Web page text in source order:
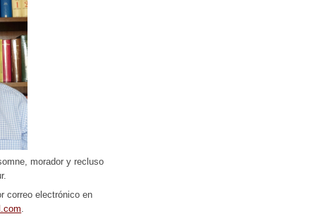
morador y recluso
correo electrónico en